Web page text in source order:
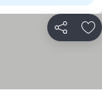
Teilen